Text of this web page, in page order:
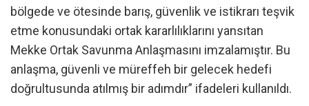
bölgede ve ötesinde barış, güvenlik ve istikrarı teşvik
etme konusundaki ortak kararlılıklarını yansıtan
Mekke Ortak Savunma Anlaşmasını imzalamıştır. Bu
anlaşma, güvenli ve müreffeh bir gelecek hedefi
doğrultusunda atılmış bir adımdır” ifadeleri kullanıldı.